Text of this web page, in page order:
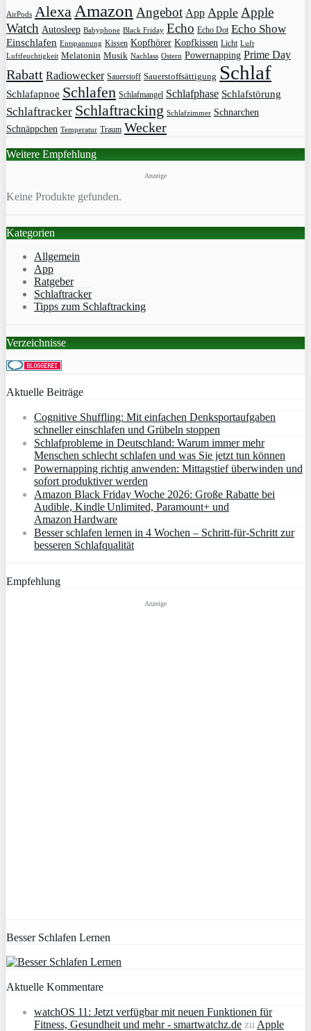
AirPods Alexa Amazon Angebot App Apple Apple
Watch Autosleep Babyphone Black Friday Echo Echo Dot Echo Show
Einschlafen Entspannung Kissen Kopfhörer Kopfkissen Licht Luft
Luftfeuchtigkeit Melatonin Musik Nachlass Ostern Powernapping Prime Day
Rabatt Radiowecker Sauerstoff Sauerstoffsättigung Schlaf
Schlafapnoe Schlafen Schlafmangel Schlafphase Schlafstörung
Schlaftracker Schlaftracking Schlafzimmer Schnarchen
Schnäppchen Temperatur Traum Wecker
Weitere Empfehlung
Anzeige
Keine Produkte gefunden.
Kategorien
Allgemein
App
Ratgeber
Schlaftracker
Tipps zum Schlaftracking
Verzeichnisse
Aktuelle Beiträge
Cognitive Shuffling: Mit einfachen Denksportaufgaben
schneller einschlafen und Grübeln stoppen
Schlafprobleme in Deutschland: Warum immer mehr
Menschen schlecht schlafen und was Sie jetzt tun können
Powernapping richtig anwenden: Mittagstief überwinden und
sofort produktiver werden
Amazon Black Friday Woche 2026: Große Rabatte bei
Audible, Kindle Unlimited, Paramount+ und
Amazon Hardware
Besser schlafen lernen in 4 Wochen – Schritt‑für‑Schritt zur
besseren Schlafqualität
Empfehlung
Anzeige
Besser Schlafen Lernen
Aktuelle Kommentare
watchOS 11: Jetzt verfügbar mit neuen Funktionen für
Fitness, Gesundheit und mehr - smartwatchz.de zu Apple